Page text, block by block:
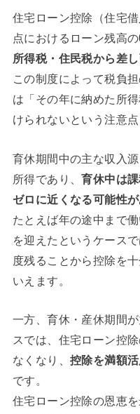
住宅ローン控除（住宅
点におけるローン残高の
所得税・住民税から差
この制度によって税負
は「その年に納めた所
けられないという注意点
育休期間中の主な収入
所得であり、育休中は
ゼロに近くなる可能性
たとえば年の途中まで
を迎えたというケース
度残ることから控除を
いえます。
一方、育休・産休期間
スでは、住宅ローン控
なくなり、 控除を満額
です。
住宅ローン控除の恩恵